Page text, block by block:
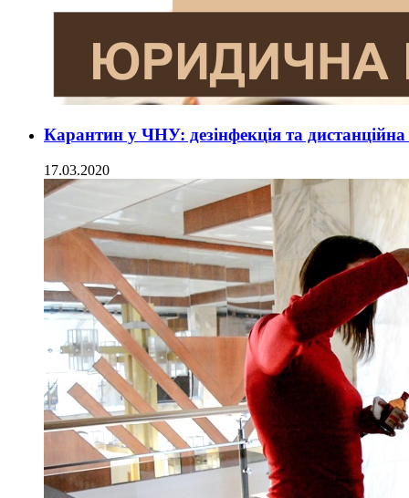
Карантин у ЧНУ: дезінфекція та
17.03.2020